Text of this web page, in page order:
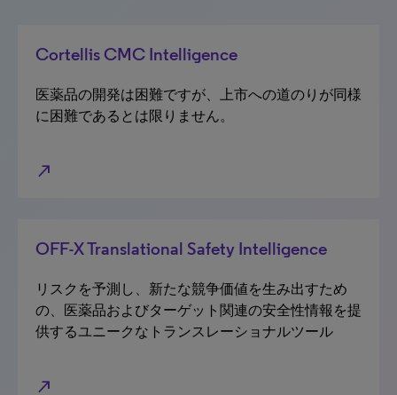
Cortellis CMC Intelligence
医薬品の開発は困難ですが、上市への道のりが同様
に困難であるとは限りません。
north_east
OFF-X Translational Safety Intelligence
リスクを予測し、新たな競争価値を生み出すため
の、医薬品およびターゲット関連の安全性情報を提
供するユニークなトランスレーショナルツール
north_east